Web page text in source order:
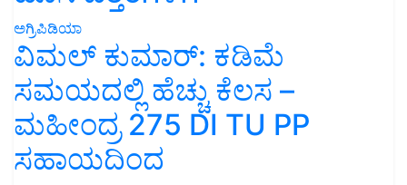
ಅಗ್ರಿಪಿಡಿಯಾ
ವಿಮಲ್ ಕುಮಾರ್: ಕಡಿಮೆ
ಸಮಯದಲ್ಲಿ ಹೆಚ್ಚು ಕೆಲಸ –
ಮಹೀಂದ್ರ 275 DI TU PP
ಸಹಾಯದಿಂದ